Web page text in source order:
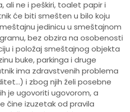
ali ne i peškiri, toalet papir i
će biti smešten u bilo koju
jedinicu u smeštajnom
bez obzira na osobenosti
i položaj smeštajnog objekta
buke, parkinga i druge
ima zdravstvenih problema
i zbog njih želi posebne
je ugovoriti ugovorom, a
čine izuzetak od pravila